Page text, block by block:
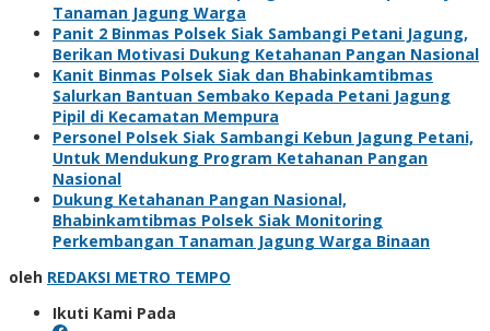
Tanaman Jagung Warga
Panit 2 Binmas Polsek Siak Sambangi Petani Jagung,
Berikan Motivasi Dukung Ketahanan Pangan Nasional
Kanit Binmas Polsek Siak dan Bhabinkamtibmas
Salurkan Bantuan Sembako Kepada Petani Jagung
Pipil di Kecamatan Mempura
Personel Polsek Siak Sambangi Kebun Jagung Petani,
Untuk Mendukung Program Ketahanan Pangan
Nasional
Dukung Ketahanan Pangan Nasional,
Bhabinkamtibmas Polsek Siak Monitoring
Perkembangan Tanaman Jagung Warga Binaan
oleh REDAKSI METRO TEMPO
Ikuti Kami Pada